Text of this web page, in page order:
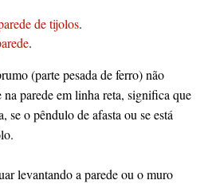
de tijolos.
.
(parte pesada de ferro) não
na parede em linha reta, significa que
se o pêndulo de afasta ou se está
levantando a parede ou o muro